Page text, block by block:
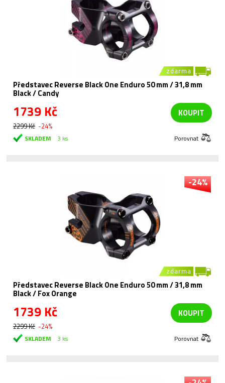
zdarma
Představec Reverse Black One Enduro 50 mm / 31,8 mm
Black / Candy
1739 Kč
2299 Kč -24%
KOUPIT
SKLADEM 3 ks Porovnat
-24%
zdarma
Představec Reverse Black One Enduro 50 mm / 31,8 mm
Black / Fox Orange
1739 Kč
2299 Kč -24%
KOUPIT
SKLADEM 3 ks Porovnat